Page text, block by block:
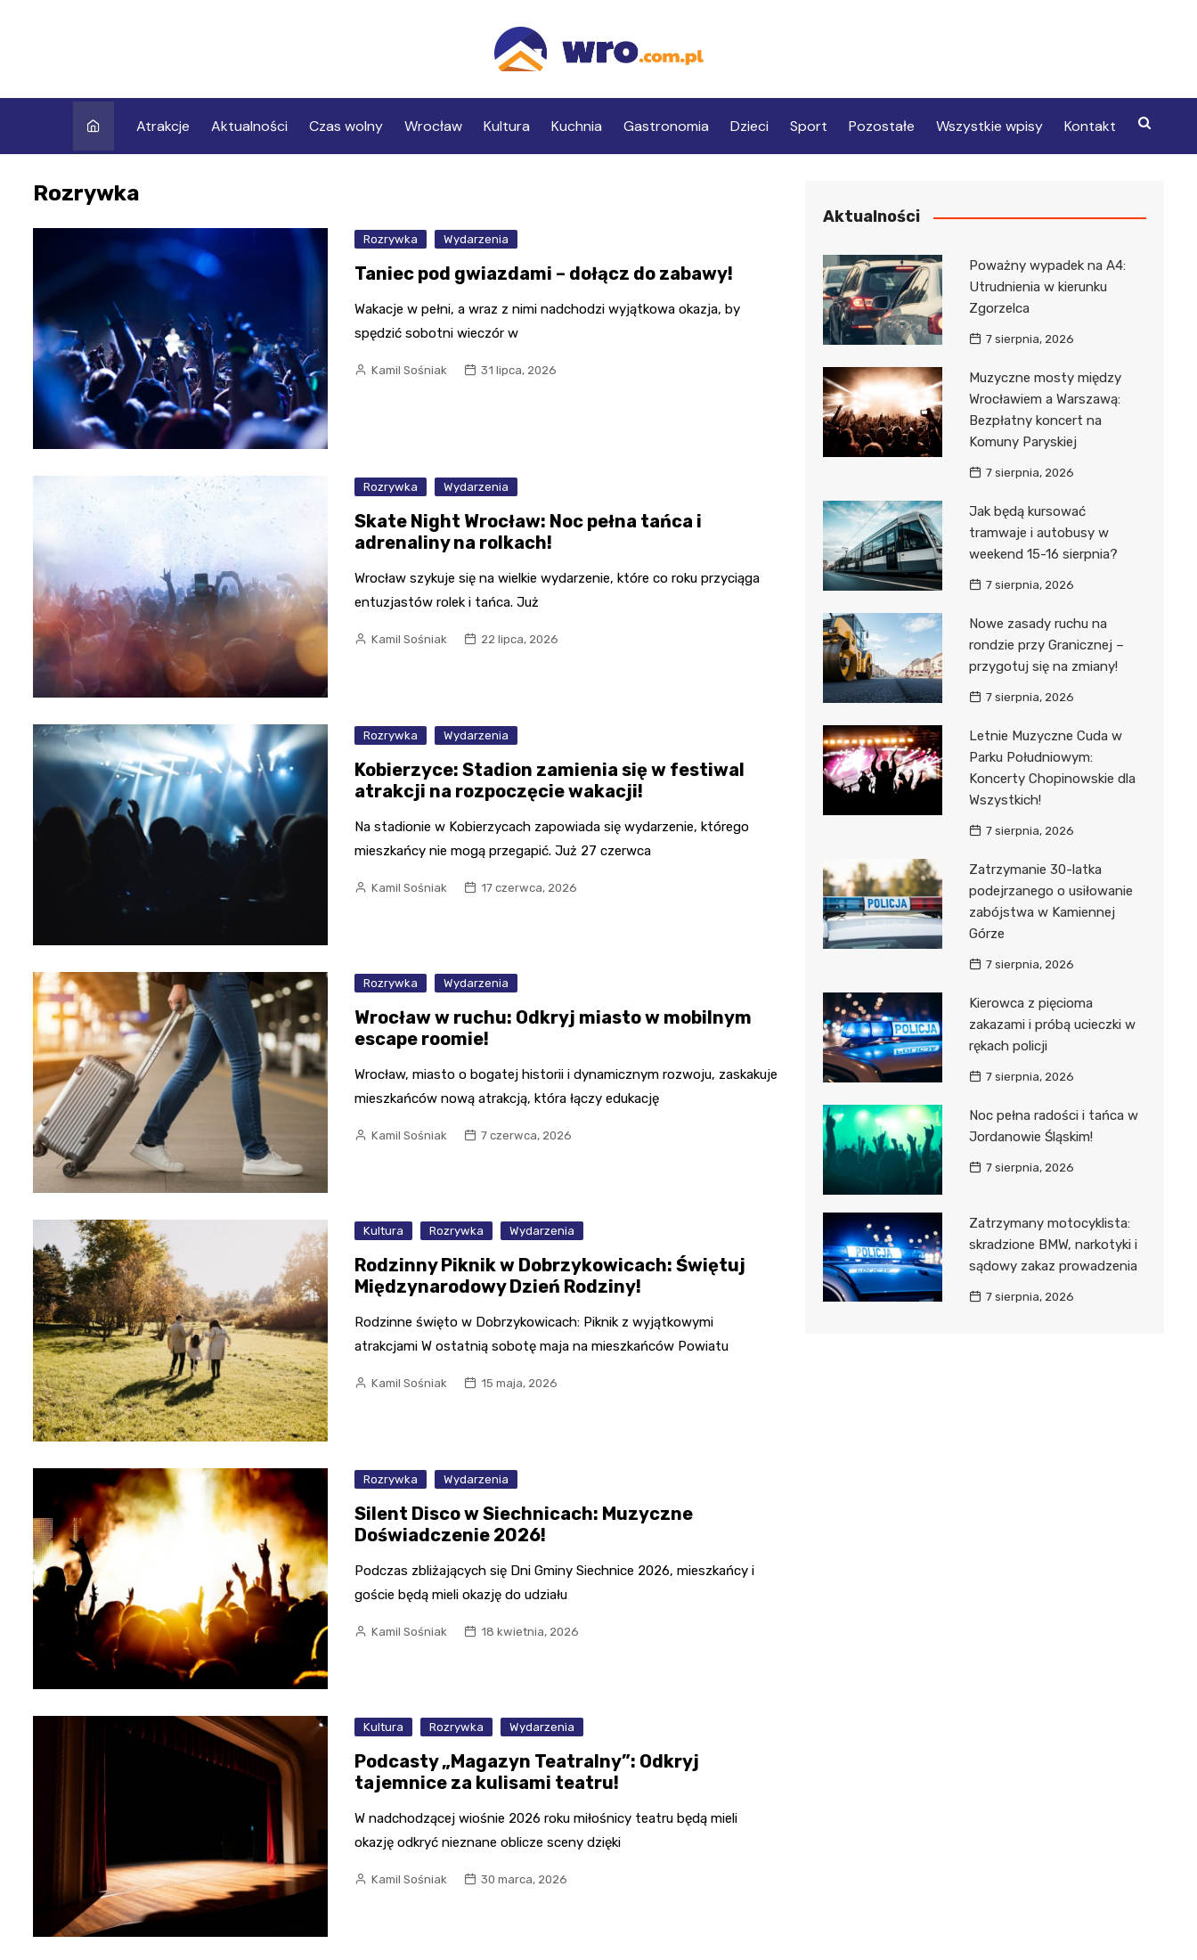
Atrakcje Aktualności Czas wolny Wrocław Kultura Kuchnia Gastronomia Dzieci Sport Pozostałe Wszystkie wpisy Kontakt
Rozrywka
Rozrywka Wydarzenia
Taniec pod gwiazdami – dołącz do zabawy!
Wakacje w pełni, a wraz z nimi nadchodzi wyjątkowa okazja, by
spędzić sobotni wieczór w
Kamil Sośniak 31 lipca, 2026
Rozrywka Wydarzenia
Skate Night Wrocław: Noc pełna tańca i
adrenaliny na rolkach!
Wrocław szykuje się na wielkie wydarzenie, które co roku przyciąga
entuzjastów rolek i tańca. Już
Kamil Sośniak 22 lipca, 2026
Rozrywka Wydarzenia
Kobierzyce: Stadion zamienia się w festiwal
atrakcji na rozpoczęcie wakacji!
Na stadionie w Kobierzycach zapowiada się wydarzenie, którego
mieszkańcy nie mogą przegapić. Już 27 czerwca
Kamil Sośniak 17 czerwca, 2026
Rozrywka Wydarzenia
Wrocław w ruchu: Odkryj miasto w mobilnym
escape roomie!
Wrocław, miasto o bogatej historii i dynamicznym rozwoju, zaskakuje
mieszkańców nową atrakcją, która łączy edukację
Kamil Sośniak 7 czerwca, 2026
Kultura Rozrywka Wydarzenia
Rodzinny Piknik w Dobrzykowicach: Świętuj
Międzynarodowy Dzień Rodziny!
Rodzinne święto w Dobrzykowicach: Piknik z wyjątkowymi
atrakcjami W ostatnią sobotę maja na mieszkańców Powiatu
Kamil Sośniak 15 maja, 2026
Rozrywka Wydarzenia
Silent Disco w Siechnicach: Muzyczne
Doświadczenie 2026!
Podczas zbliżających się Dni Gminy Siechnice 2026, mieszkańcy i
goście będą mieli okazję do udziału
Kamil Sośniak 18 kwietnia, 2026
Kultura Rozrywka Wydarzenia
Podcasty „Magazyn Teatralny”: Odkryj
tajemnice za kulisami teatru!
W nadchodzącej wiośnie 2026 roku miłośnicy teatru będą mieli
okazję odkryć nieznane oblicze sceny dzięki
Kamil Sośniak 30 marca, 2026
Aktualności
Poważny wypadek na A4:
Utrudnienia w kierunku
Zgorzelca
7 sierpnia, 2026
Muzyczne mosty między
Wrocławiem a Warszawą:
Bezpłatny koncert na
Komuny Paryskiej
7 sierpnia, 2026
Jak będą kursować
tramwaje i autobusy w
weekend 15-16 sierpnia?
7 sierpnia, 2026
Nowe zasady ruchu na
rondzie przy Granicznej –
przygotuj się na zmiany!
7 sierpnia, 2026
Letnie Muzyczne Cuda w
Parku Południowym:
Koncerty Chopinowskie dla
Wszystkich!
7 sierpnia, 2026
Zatrzymanie 30-latka
podejrzanego o usiłowanie
zabójstwa w Kamiennej
Górze
7 sierpnia, 2026
Kierowca z pięcioma
zakazami i próbą ucieczki w
rękach policji
7 sierpnia, 2026
Noc pełna radości i tańca w
Jordanowie Śląskim!
7 sierpnia, 2026
Zatrzymany motocyklista:
skradzione BMW, narkotyki i
sądowy zakaz prowadzenia
7 sierpnia, 2026